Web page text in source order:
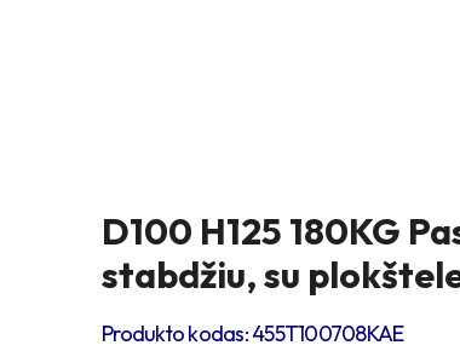
D100 H125 180KG
stabdžiu, su
Produkto kodas:455T100708KAE